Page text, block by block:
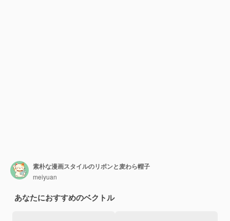
素朴な漫画スタイルのリボンと麦わら帽子
meiyuan
あなたにおすすめのベクトル